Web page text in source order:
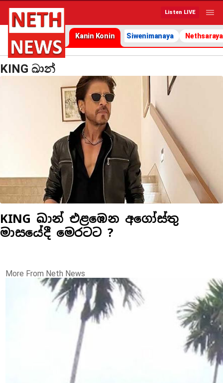
Listen LIVE
Kanin Konin Siwenimanaya Nethsaraya
KING ඛාන්
KING ඛාන් එළඹෙන අගෝස්තු
මාසයේදී මෙරටට ?
More From Neth News